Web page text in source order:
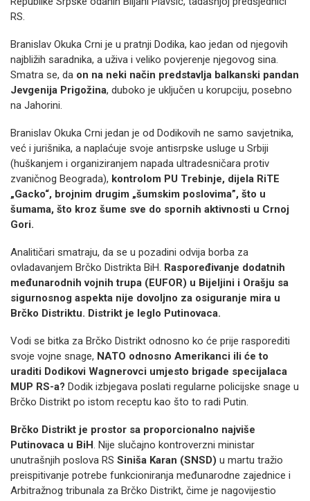
RS.
Branislav Okuka Crni je u pratnji Dodika, kao jedan od njegovih
najbližih saradnika, a uživa i veliko povjerenje njegovog sina.
Smatra se, da on na neki način predstavlja balkanski pandan
Jevgenija Prigožina, duboko je uključen u korupciju, posebno
na Jahorini.
Branislav Okuka Crni jedan je od Dodikovih ne samo savjetnika,
već i jurišnika, a naplaćuje svoje antisrpske usluge u Srbiji
(huškanjem i organiziranjem napada ultradesničara protiv
zvaničnog Beograda), kontrolom PU Trebinje, dijela RiTE
„Gacko“, brojnim drugim „šumskim poslovima”, što u
šumama, što kroz šume sve do spornih aktivnosti u Crnoj
Gori.
Analitičari smatraju, da se u pozadini odvija borba za
ovladavanjem Brčko Distrikta BiH. Raspoređivanje dodatnih
međunarodnih vojnih trupa (EUFOR) u Bijeljini i Orašju sa
sigurnosnog aspekta nije dovoljno za osiguranje mira u
Brčko Distriktu. Distrikt je leglo Putinovaca.
Vodi se bitka za Brčko Distrikt odnosno ko će prije rasporediti
svoje vojne snage, NATO odnosno Amerikanci ili će to
uraditi Dodikovi Wagnerovci umjesto brigade specijalaca
MUP RS-a? Dodik izbjegava poslati regularne policijske snage u
Brčko Distrikt po istom receptu kao što to radi Putin.
Brčko Distrikt je prostor sa proporcionalno najviše
Putinovaca u BiH. Nije slučajno kontroverzni ministar
unutrašnjih poslova RS Siniša Karan (SNSD) u martu tražio
preispitivanje potrebe funkcioniranja međunarodne zajednice i
Arbitražnog tribunala za Brčko Distrikt, čime je nagovijestio